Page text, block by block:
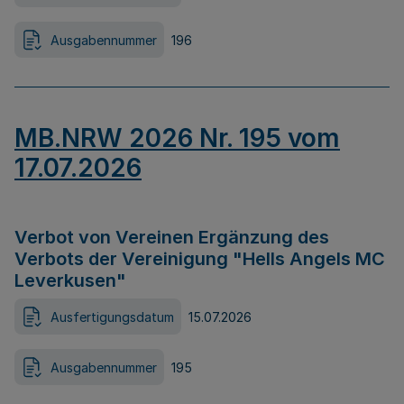
Ausgabennummer 196
MB.NRW 2026 Nr. 195 vom
17.07.2026
Verbot von Vereinen Ergänzung des
Verbots der Vereinigung "Hells Angels MC
Leverkusen"
Ausfertigungsdatum 15.07.2026
Ausgabennummer 195